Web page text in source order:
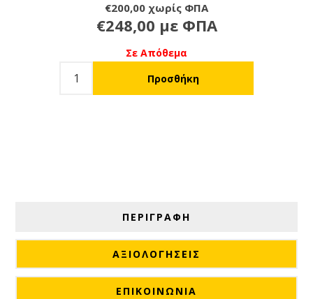
€200,00 χωρίς ΦΠΑ
€248,00 με ΦΠΑ
Σε Απόθεμα
ΠΕΡΙΓΡΑΦΗ
ΑΞΙΟΛΟΓΉΣΕΙΣ
ΕΠΙΚΟΙΝΩΝΙΑ